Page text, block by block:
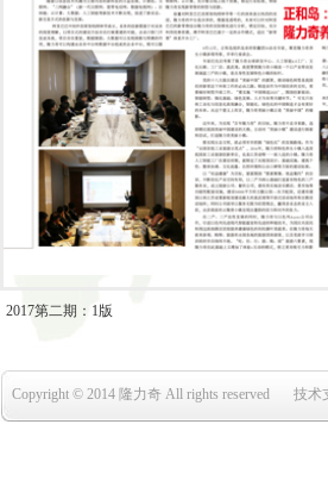
2017第二期：1版
Copyright © 2014 隆力奇 All rights reserved 技术